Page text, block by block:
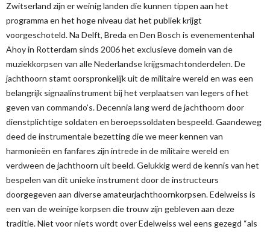
Zwitserland zijn er weinig landen die kunnen tippen aan het
programma en het hoge niveau dat het publiek krijgt
voorgeschoteld. Na Delft, Breda en Den Bosch is evenementenhal
Ahoy in Rotterdam sinds 2006 het exclusieve domein van de
muziekkorpsen van alle Nederlandse krijgsmachtonderdelen. De
jachthoorn stamt oorspronkelijk uit de militaire wereld en was een
belangrijk signaalinstrument bij het verplaatsen van legers of het
geven van commando’s. Decennia lang werd de jachthoorn door
dienstplichtige soldaten en beroepssoldaten bespeeld. Gaandeweg
deed de instrumentale bezetting die we meer kennen van
harmonieën en fanfares zijn intrede in de militaire wereld en
verdween de jachthoorn uit beeld. Gelukkig werd de kennis van het
bespelen van dit unieke instrument door de instructeurs
doorgegeven aan diverse amateurjachthoornkorpsen. Edelweiss is
een van de weinige korpsen die trouw zijn gebleven aan deze
traditie. Niet voor niets wordt over Edelweiss wel eens gezegd “als